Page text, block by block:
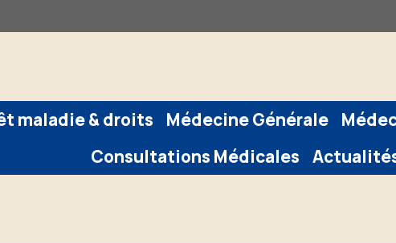
maladie & droits Médecine Générale
Consultations Médicales